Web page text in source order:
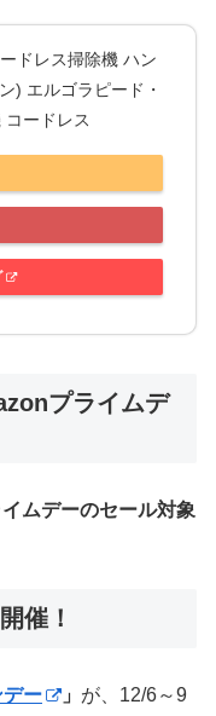
ドレス掃除機 ハン
) エルゴラピード・
コードレス
プライムデ
ムデーのセール対象
催！
ー 」 が、12/6～9